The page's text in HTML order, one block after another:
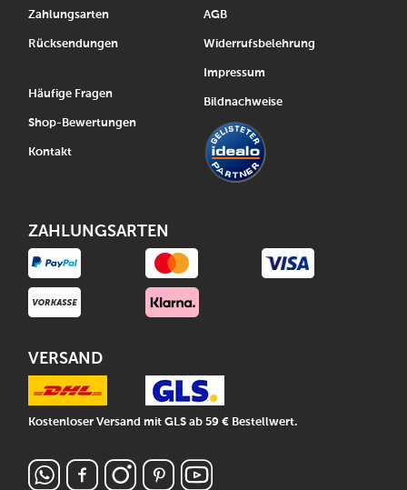
Zahlungsarten
Rücksendungen
Häufige Fragen
Shop-Bewertungen
Kontakt
AGB
Widerrufsbelehrung
Impressum
Bildnachweise
ZAHLUNGSARTEN
VERSAND
Kostenloser Versand mit GLS ab 59 € Bestellwert.